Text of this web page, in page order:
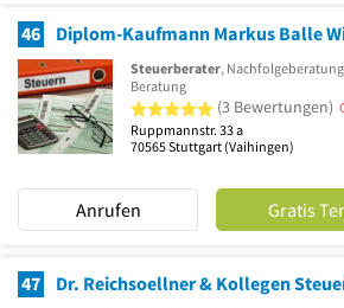
46
Steuerberater,
Beratung
5 von 5 Sternen
(3 Bewertungen)
Ruppmannstr. 33 a
70565Stuttgart (Vaihingen)
Anrufen Gratis
47